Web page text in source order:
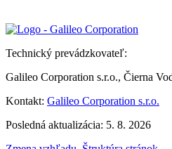
Technický prevádzkovateľ:
Galileo Corporation s.r.o., Čierna
Kontakt: Galileo Corporation s.r.o.
Posledná aktualizácia: 5. 8. 2026